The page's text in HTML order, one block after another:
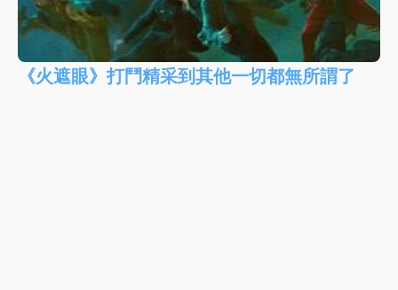
《火遮眼》打鬥精采到其他一切都無所謂了